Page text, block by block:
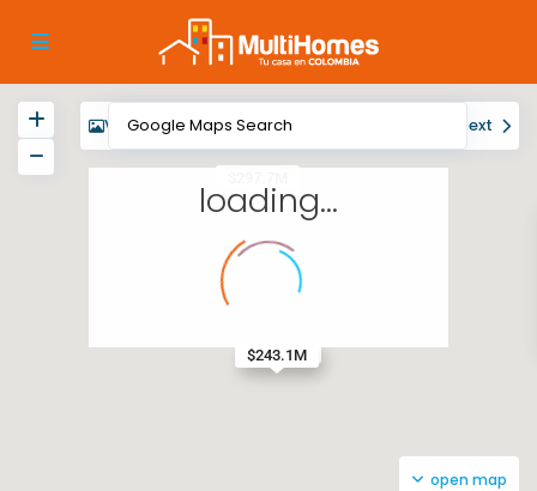
$672.4M
$586.1M
$243.1M
loading...
open map
View My Location Next